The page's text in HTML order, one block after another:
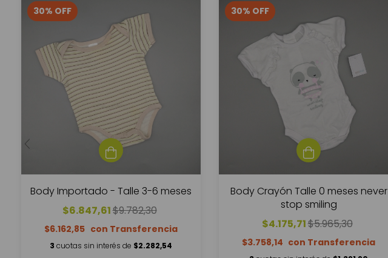
30% OFF
Body Importado - Talle 3-6 meses
$6.847,61$9.782,30
$6.162,85
3 cuotas sin interés de $2.282,54
30% OFF
Body Crayón Talle 0 meses never
stop smiling
$4.175,71$5.965,30
$3.758,14